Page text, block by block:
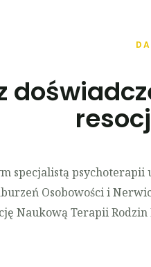
specjalistą
Osobowości i
Naukową Terapii